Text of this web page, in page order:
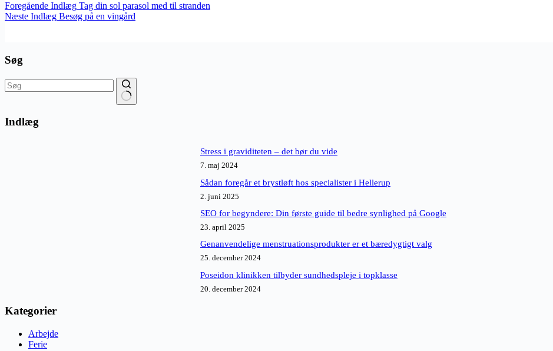
Foregående Indlæg Tag din sol parasol med til stranden
Næste Indlæg Besøg på en vingård
Søg
resultater
Indlæg
Stress i graviditeten – det bør du vide
7. maj 2024
Sådan foregår et brystløft hos specialister i Hellerup
2. juni 2025
SEO for begyndere: Din første guide til bedre synlighed på Google
23. april 2025
Genanvendelige menstruationsprodukter er et bæredygtigt valg
25. december 2024
Poseidon klinikken tilbyder sundhedspleje i topklasse
20. december 2024
Kategorier
Arbejde
Ferie